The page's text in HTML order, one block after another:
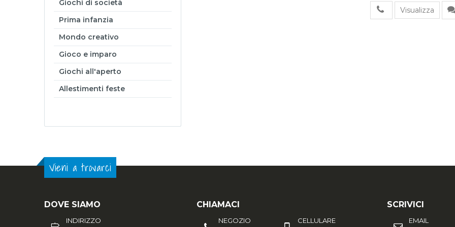
Visualizza
Giochi di società
Prima infanzia
Mondo creativo
Gioco e imparo
Giochi all'aperto
Allestimenti feste
Vieni a trovarci
DOVE SIAMO
INDIRIZZO
CHIAMACI
NEGOZIO
CELLULARE
SCRIVICI
EMAIL